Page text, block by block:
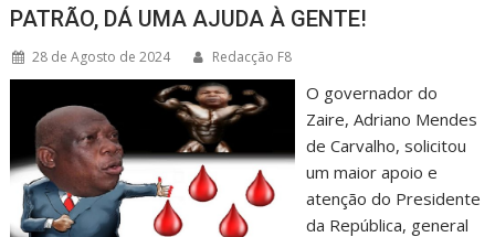
PATRÃO, DÁ UMA AJUDA À GENTE!
28 de Agosto de 2024 Redacção F8
O governador do
Zaire, Adriano Mendes
de Carvalho, solicitou
um maior apoio e
atenção do Presidente
da República, general